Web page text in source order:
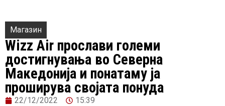
Магазин
Wizz Air прослави големи
достигнувања во Северна
Македонија и понатаму ја
проширува својата понуда
22/12/2022 15:39